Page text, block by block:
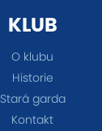
KLUB
O klubu
Historie
Stará garda
Kontakt